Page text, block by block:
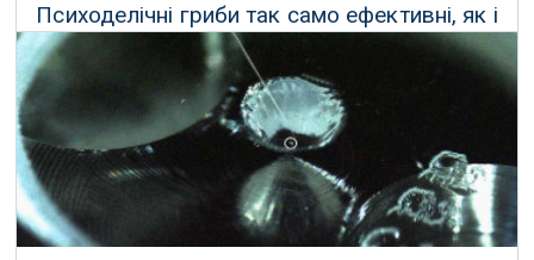
Психоделічні гриби так само ефективні, як і
антидепресанти
08 Червня 2021 р.